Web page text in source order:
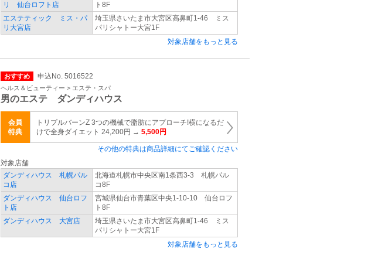
リ 仙台ロフト店
ト8F
エステティック ミス・パ
リ大宮店
埼玉県さいたま市大宮区高鼻町1-46 ミス
パリシャトー大宮1F
対象店舗をもっと見る
おすすめ 申込No. 5016522
ヘルス＆ビューティー > エステ・スパ
男のエステ ダンディハウス
会員
特典
トリプルバーンZ 3つの機械で脂肪にアプローチ!横になるだ
けで全身ダイエット 24,200円 → 5,500円
その他の特典は商品詳細にてご確認ください
対象店舗
ダンディハウス 札幌パル
コ店
北海道札幌市中央区南1条西3-3 札幌パル
コ8F
ダンディハウス 仙台ロフ
ト店
宮城県仙台市青葉区中央1-10-10 仙台ロフ
ト8F
ダンディハウス 大宮店
埼玉県さいたま市大宮区高鼻町1-46 ミス
パリシャトー大宮1F
対象店舗をもっと見る